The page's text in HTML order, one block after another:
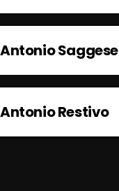
Antonio Saggese
Antonio Restivo